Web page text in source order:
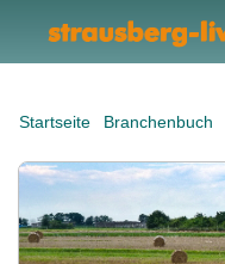
Startseite Branchenbuch